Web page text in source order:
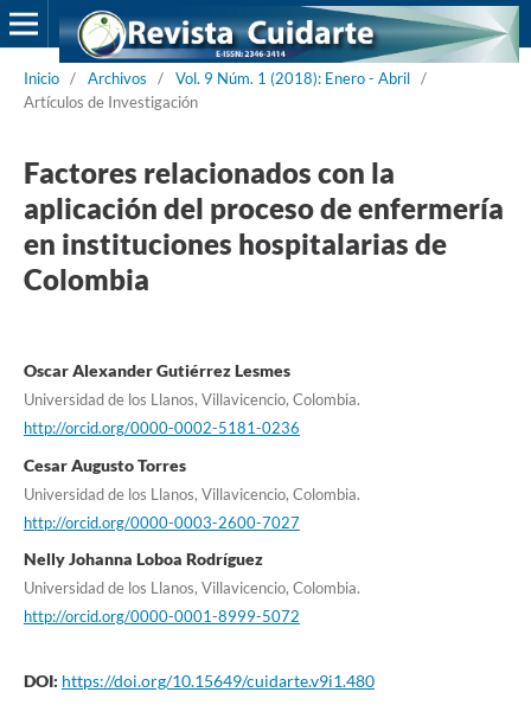
Inicio / Archivos / Vol. 9 Núm. 1 (2018): Enero - Abril /
Artículos de Investigación
Factores relacionados con la
aplicación del proceso de enfermería
en instituciones hospitalarias de
Colombia
Oscar Alexander Gutiérrez Lesmes
Universidad de los Llanos, Villavicencio, Colombia.
http://orcid.org/0000-0002-5181-0236
Cesar Augusto Torres
Universidad de los Llanos, Villavicencio, Colombia.
http://orcid.org/0000-0003-2600-7027
Nelly Johanna Loboa Rodríguez
Universidad de los Llanos, Villavicencio, Colombia.
http://orcid.org/0000-0001-8999-5072
DOI: https://doi.org/10.15649/cuidarte.v9i1.480